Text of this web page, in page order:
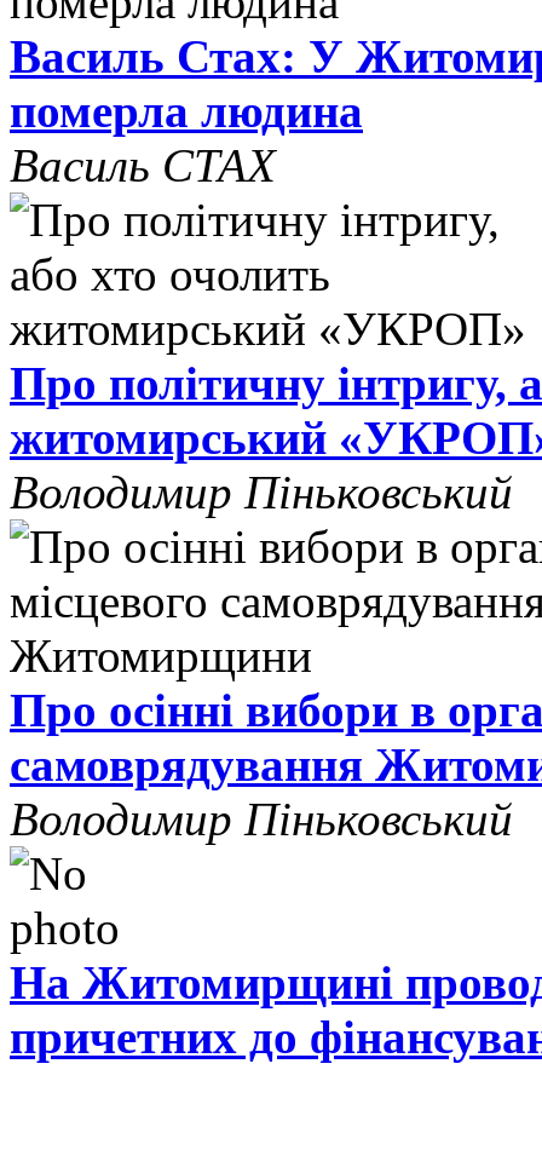
Василь Стах: У
померла людина
Василь СТАХ
Про політичну інтригу,
житомирський
Володимир Піньковський
Про осінні вибори в
самоврядування
Володимир Піньковський
На Житомирщині
причетних до